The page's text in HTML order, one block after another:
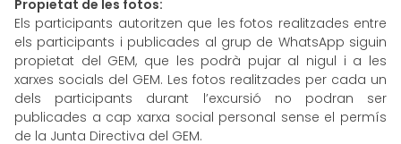
Propietat de les fotos:
Els participants autoritzen que les fotos realitzades entre
els participants i publicades al grup de WhatsApp siguin
propietat del GEM, que les podrà pujar al nigul i a les
xarxes socials del GEM. Les fotos realitzades per cada un
dels participants durant l’excursió no podran ser
publicades a cap xarxa social personal sense el permís
de la Junta Directiva del GEM.